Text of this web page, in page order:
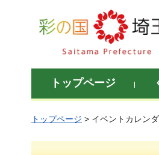
彩の国 埼玉県
トップページ
トップページ > イベントカレン